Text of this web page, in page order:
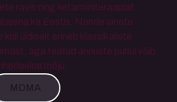
ravis ning ketamiiniteraapiat
ka Eestis. Nende ainete
üldiselt erineb klassikaliste
aga teatud annuste puhul võib
mõju.
MDMA